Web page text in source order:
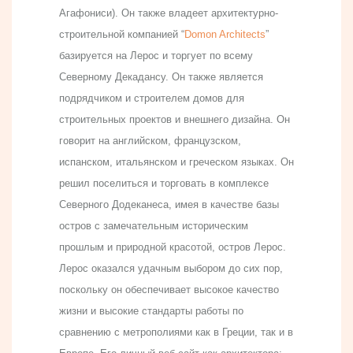
Агафониси). Он также владеет архитектурно-
строительной компанией “Domon Architects”
базируется на Лерос и торгует по всему
Северному Декадансу. Он также является
подрядчиком и строителем домов для
строительных проектов и внешнего дизайна. Он
говорит на английском, французском,
испанском, итальянском и греческом языках. Он
решил поселиться и торговать в комплексе
Северного Додеканеса, имея в качестве базы
остров с замечательным историческим
прошлым и природной красотой, остров Лерос.
Лерос оказался удачным выбором до сих пор,
поскольку он обеспечивает высокое качество
жизни и высокие стандарты работы по
сравнению с метрополиями как в Греции, так и в